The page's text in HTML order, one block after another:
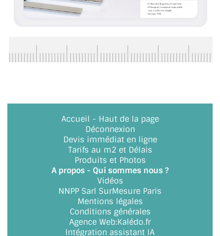
DOUBLE VITRAGE
VITRINE EN VERRE
CONNECTEURS ET ASSEMBLAGE DE VERRES
PLATS ET CORNIÈRES
LES CHARNIÈRES DE PORTE EN VERRE
BOUTONS ET POIGNÉES
Accueil - Haut de la page
Déconnexion
Devis immédiat en ligne
Tarifs au m2 et Délais
Produits et Photos
A propos - Qui sommes nous ?
Vidéos
NNPP Sarl SurMesure Paris
Mentions légales
Conditions générales
Agence Web:Kalédo.fr
Intégration assistant IA